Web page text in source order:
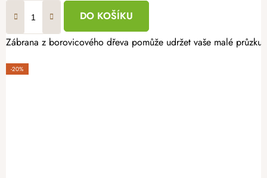
DO KOŠÍKU
Zábrana z borovicového dřeva pomůže udržet vaše malé
-20%